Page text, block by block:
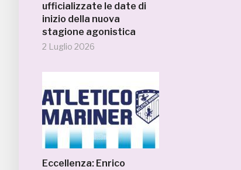
ufficializzate le date di
inizio della nuova
stagione agonistica
2 Luglio 2026
Eccellenza: Enrico